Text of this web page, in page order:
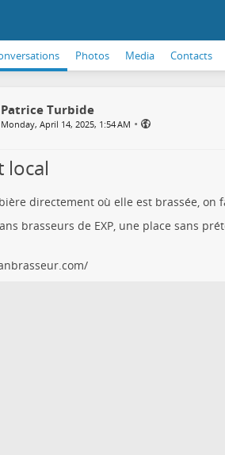
Photos Media Contacts
Patrice Turbide
Monday, April 14, 2025, 1:54 AM •
local
directement où elle est brassée, on
brasseurs de EXP, une place sans